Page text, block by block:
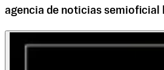
agencia de noticias semioficial